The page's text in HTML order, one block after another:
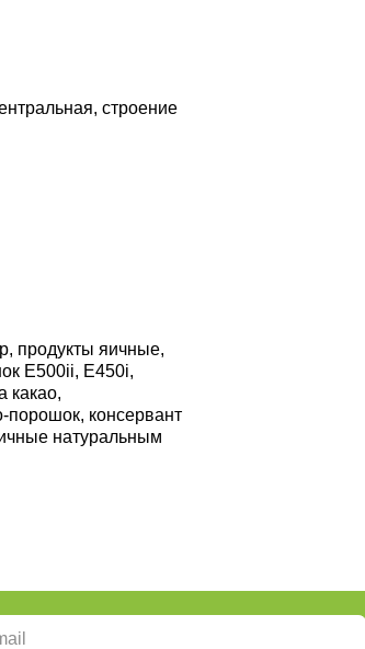
строение
продукты яичные,
Е500ii, Е450i,
какао,
порошок, консервант
натуральным